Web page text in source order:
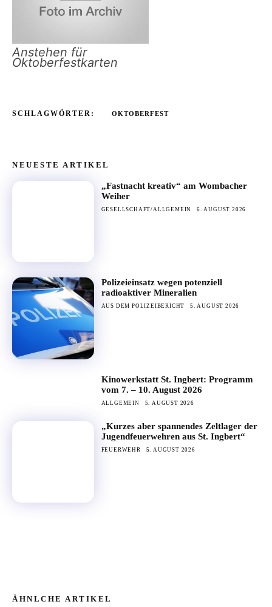
Anstehen für
Oktoberfestkarten
SCHLAGWÖRTER: OKTOBERFEST
NEUESTE ARTIKEL
„Fastnacht kreativ“ am Wombacher
Weiher
GESELLSCHAFT/ALLGEMEIN 6. AUGUST 2026
Polizeieinsatz wegen potenziell
radioaktiver Mineralien
AUS DEM POLIZEIBERICHT 5. AUGUST 2026
Kinowerkstatt St. Ingbert: Programm
vom 7. – 10. August 2026
ALLGEMEIN 5. AUGUST 2026
„Kurzes aber spannendes Zeltlager der
Jugendfeuerwehren aus St. Ingbert“
FEUERWEHR 5. AUGUST 2026
ÄHNLCHE ARTIKEL